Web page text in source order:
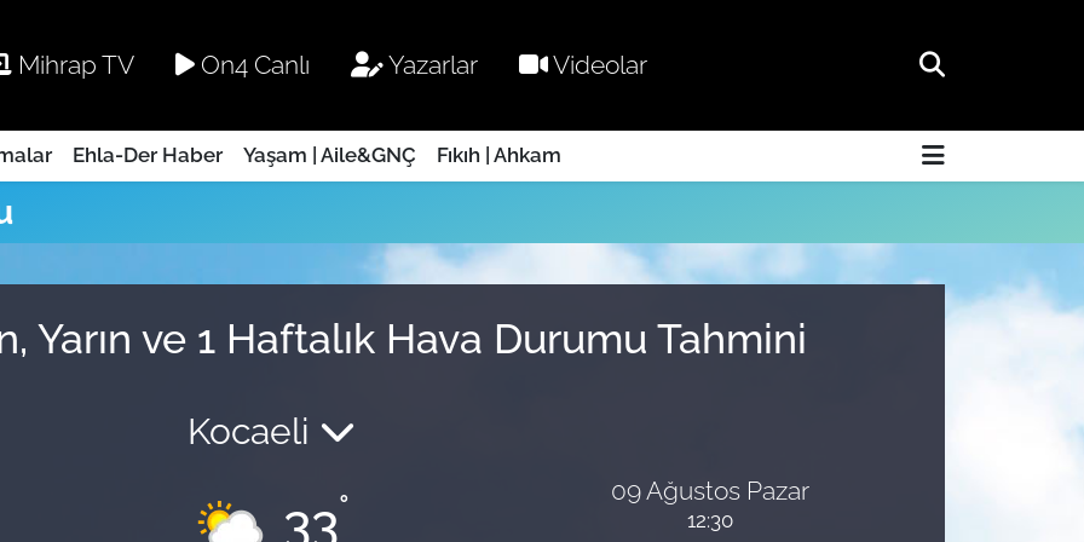
Mihrap TV On4 Canlı Yazarlar Videolar
Ehla-Der Haber Yaşam | Aile&GNÇ Fıkıh | Ahkam
Yarın ve 1 Haftalık Hava Durumu Tahmini
Kocaeli
33° 09 Ağustos Pazar
12:30